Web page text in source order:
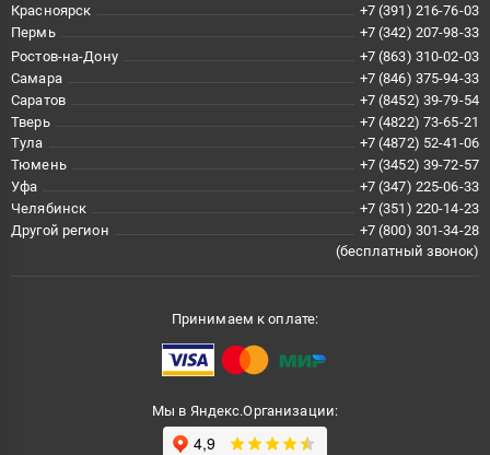
Красноярск
+7 (391) 216-76-03
Пермь
+7 (342) 207-98-33
Ростов-на-Дону
+7 (863) 310-02-03
Самара
+7 (846) 375-94-33
Саратов
+7 (8452) 39-79-54
Тверь
+7 (4822) 73-65-21
Тула
+7 (4872) 52-41-06
Тюмень
+7 (3452) 39-72-57
Уфа
+7 (347) 225-06-33
Челябинск
+7 (351) 220-14-23
Другой регион
+7 (800) 301-34-28
(бесплатный звонок)
Принимаем к оплате:
Мы в Яндекс.Организации: